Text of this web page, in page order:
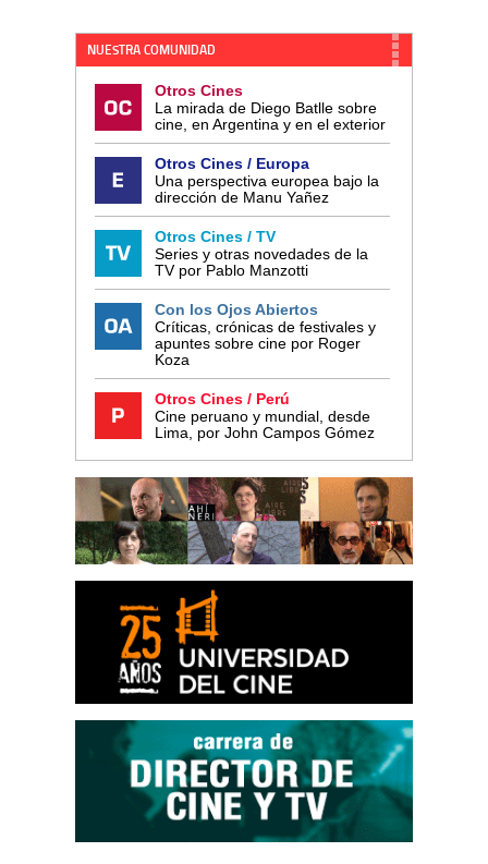
NUESTRA COMUNIDAD
Otros Cines
La mirada de Diego Batlle sobre
cine, en Argentina y en el exterior
Otros Cines / Europa
Una perspectiva europea bajo la
dirección de Manu Yañez
Otros Cines / TV
Series y otras novedades de la
TV por Pablo Manzotti
Con los Ojos Abiertos
Críticas, crónicas de festivales y
apuntes sobre cine por Roger
Koza
Otros Cines / Perú
Cine peruano y mundial, desde
Lima, por John Campos Gómez